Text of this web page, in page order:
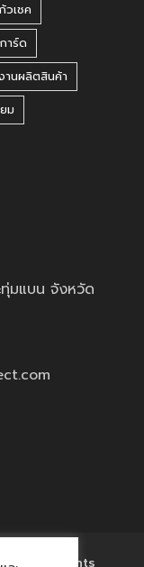
วเชค
าร์ด
านผลิตสินค้า
ม
มแบน จังหวัด
ยม' All Rights